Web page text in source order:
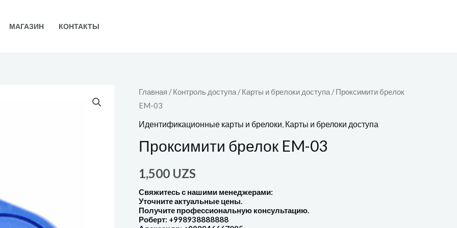
МАГАЗИН КОНТАКТЫ
Главная /Контроль доступа /Карты и брелоки доступа / Проксимити брелок
EM-03
Идентификационные карты и брелоки Карты и брелоки доступа
Проксимити брелок EM-03
1,500 UZS
Свяжитесь с нашими менеджерами:
Уточните актуальные цены.
Получите профессиональную консультацию.
Роберт: +998938888888